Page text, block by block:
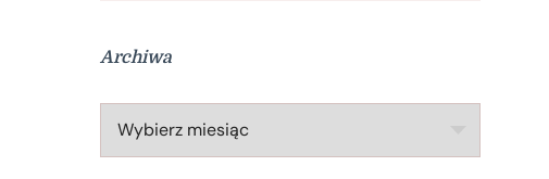
Archiwa
Archiwa